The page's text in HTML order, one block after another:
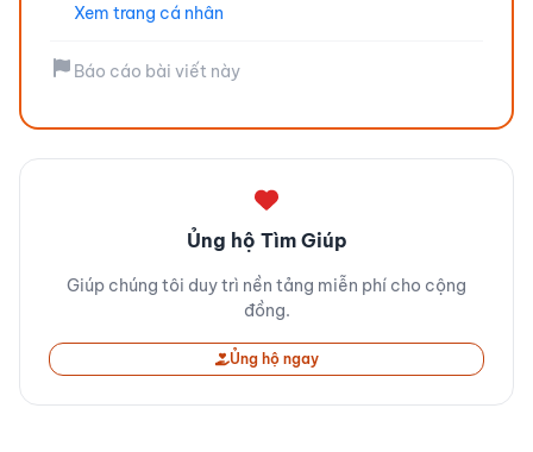
Xem trang cá nhân
Báo cáo bài viết này
Ủng hộ Tìm Giúp
Giúp chúng tôi duy trì nền tảng miễn phí cho cộng
đồng.
Ủng hộ ngay